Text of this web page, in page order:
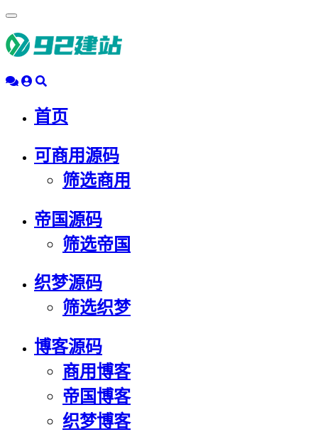
动
导
首页
可商用源码
筛选商用
帝国源码
筛选帝国
织梦源码
筛选织梦
博客源码
商用博客
帝国博客
织梦博客